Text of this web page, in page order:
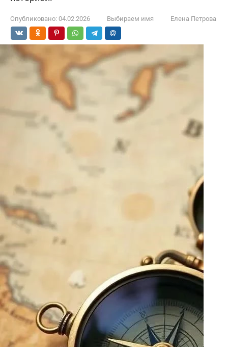
Опубликовано: 04.02.2026 Выбираем имя Елена Петрова